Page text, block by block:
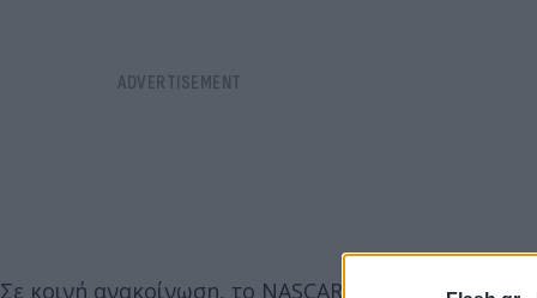
Σε κοινή ανακοίνωση, το NASCAR αποχαιρέτησε